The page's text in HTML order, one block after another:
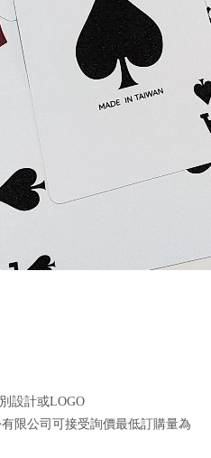
設計或LOGO
限公司可接受詢價最低訂購量為